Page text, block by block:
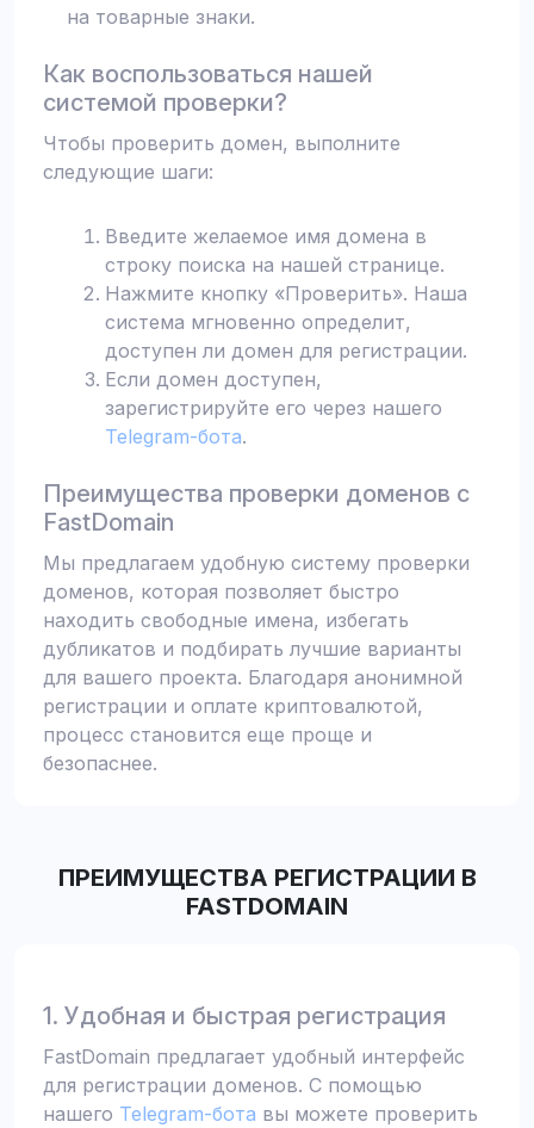
на товарные знаки.
Как воспользоваться нашей
системой проверки?
Чтобы проверить домен, выполните
следующие шаги:
Введите желаемое имя домена в
строку поиска на нашей странице.
Нажмите кнопку «Проверить». Наша
система мгновенно определит,
доступен ли домен для регистрации.
Если домен доступен,
зарегистрируйте его через нашего
Telegram-бота.
Преимущества проверки доменов с
FastDomain
Мы предлагаем удобную систему проверки
доменов, которая позволяет быстро
находить свободные имена, избегать
дубликатов и подбирать лучшие варианты
для вашего проекта. Благодаря анонимной
регистрации и оплате криптовалютой,
процесс становится еще проще и
безопаснее.
ПРЕИМУЩЕСТВА РЕГИСТРАЦИИ В
FASTDOMAIN
1. Удобная и быстрая регистрация
FastDomain предлагает удобный интерфейс
для регистрации доменов. С помощью
нашего Telegram-бота вы можете проверить